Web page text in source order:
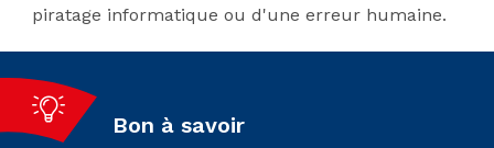
piratage informatique ou d'une erreur humaine.
Bon à savoir